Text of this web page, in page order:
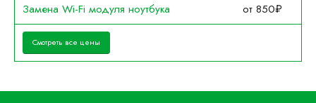
Замена Wi-Fi модуля ноутбука
от 850₽
Смотреть все цены